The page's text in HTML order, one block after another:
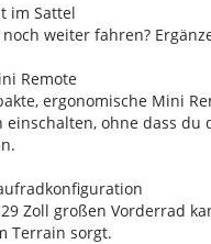
im Sattel
weiter fahren?
Remote
ergonomische Mini
einschalten, ohne dass
Zoll großen Vorderrad
Terrain sorgt.